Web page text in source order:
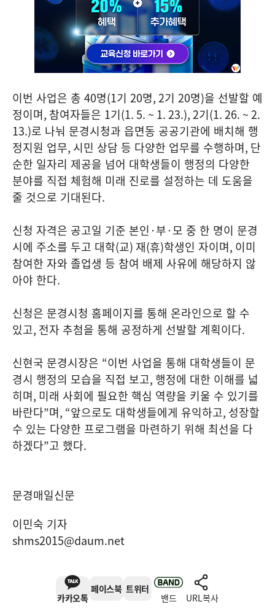
이번 사업은 총 40명(1기 20명, 2기 20명)을 선발할 예
정이며, 참여자들은 1기(1. 5. ~ 1. 23.), 2기(1. 26. ~ 2.
13.)로 나눠 문경시청과 읍면동 공공기관에 배치해 행
정지원 업무, 시민 상담 등 다양한 업무를 수행하며, 단
순한 일자리 제공을 넘어 대학생들이 행정의 다양한
분야를 직접 체험해 미래 진로를 설정하는 데 도움을
줄 것으로 기대된다.
신청 자격은 공고일 기준 본인·부·모 중 한 명이 문경
시에 주소를 두고 대학(교) 재(휴)학생인 자이며, 이미
참여한 자와 졸업생 등 참여 배제 사유에 해당하지 않
아야 한다.
신청은 문경시청 홈페이지를 통해 온라인으로 할 수
있고, 전자 추첨을 통해 공정하게 선발할 계획이다.
신현국 문경시장은 “이번 사업을 통해 대학생들이 문
경시 행정의 모습을 직접 보고,행정에 대한 이해를 넓
히며, 미래 사회에 필요한 핵심 역량을 키울 수 있기를
바란다”며, “앞으로도 대학생들에게 유익하고, 성장할
수 있는 다양한 프로그램을 마련하기 위해 최선을 다
하겠다”고 했다.
문경매일신문
이민숙 기자
shms2015@daum.net
카카오톡
페이스북 트위터
밴드 URL복사